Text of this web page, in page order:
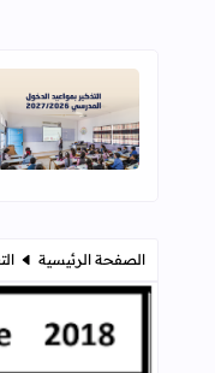
اقرأ
الصفحة الرئيسية